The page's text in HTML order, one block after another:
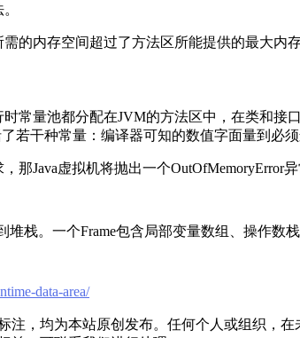
的内存空间超过了方法区所能提供的最大内
常量池都分配在JVM的方法区中，在类和
了若干种常量：编译器可知的数值字面量到必
Java虚拟机将抛出一个OutOfMemoryError异
堆栈。一个Frame包含局部变量数组、操作数
data-area/
注，均为本站原创发布。任何个人或组织，